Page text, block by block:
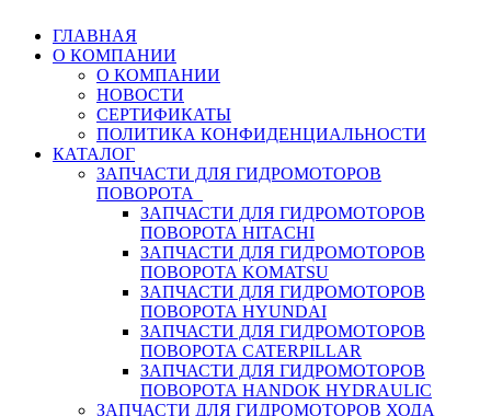
ГЛАВНАЯ
О КОМПАНИИ
О КОМПАНИИ
НОВОСТИ
СЕРТИФИКАТЫ
ПОЛИТИКА КОНФИДЕНЦИАЛЬНОСТИ
КАТАЛОГ
ЗАПЧАСТИ ДЛЯ ГИДРОМОТОРОВ
ПОВОРОТА
ЗАПЧАСТИ ДЛЯ ГИДРОМОТОРОВ
ПОВОРОТА HITACHI
ЗАПЧАСТИ ДЛЯ ГИДРОМОТОРОВ
ПОВОРОТА KOMATSU
ЗАПЧАСТИ ДЛЯ ГИДРОМОТОРОВ
ПОВОРОТА HYUNDAI
ЗАПЧАСТИ ДЛЯ ГИДРОМОТОРОВ
ПОВОРОТА CATERPILLAR
ЗАПЧАСТИ ДЛЯ ГИДРОМОТОРОВ
ПОВОРОТА HANDOK HYDRAULIC
ЗАПЧАСТИ ДЛЯ ГИДРОМОТОРОВ ХОДА